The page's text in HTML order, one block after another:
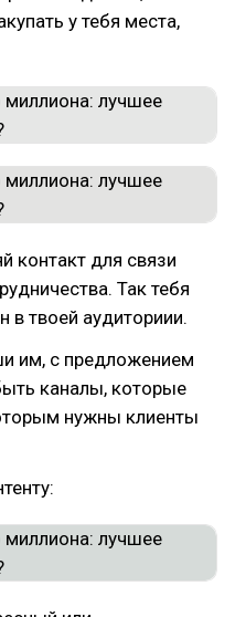
у тебя места,
контакт для связи
Так тебя
в твоей аудиториии.
им, с предложением
каналы, которые
нужны клиенты